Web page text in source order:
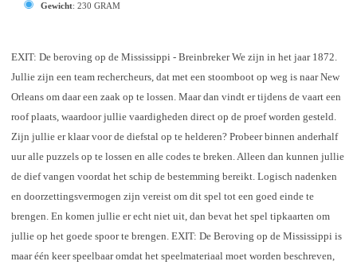
Gewicht: 230 GRAM
EXIT: De beroving op de Mississippi - Breinbreker We zijn in het jaar 1872.
Jullie zijn een team rechercheurs, dat met een stoomboot op weg is naar New
Orleans om daar een zaak op te lossen. Maar dan vindt er tijdens de vaart een
roof plaats, waardoor jullie vaardigheden direct op de proef worden gesteld.
Zijn jullie er klaar voor de diefstal op te helderen? Probeer binnen anderhalf
uur alle puzzels op te lossen en alle codes te breken. Alleen dan kunnen jullie
de dief vangen voordat het schip de bestemming bereikt. Logisch nadenken
en doorzettingsvermogen zijn vereist om dit spel tot een goed einde te
brengen. En komen jullie er echt niet uit, dan bevat het spel tipkaarten om
jullie op het goede spoor te brengen. EXIT: De Beroving op de Mississippi is
maar één keer speelbaar omdat het speelmateriaal moet worden beschreven,